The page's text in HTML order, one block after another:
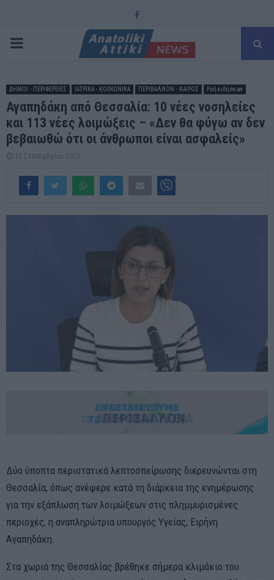
Facebook
PRIMARY
ΔΗΜΟΙ - ΠΕΡΙΦΕΡΕΙΕΣ ΙΑΤΡΙΚΑ - ΚΟΙΝΩΝΙΚΑ ΠΕΡΙΒΑΛΛΟΝ - ΚΑΙΡΟΣ Ροή ειδήσεων
Αγαπηδάκη από Θεσσαλία: 10 νέες νοσηλείες
και 113 νέες λοιμώξεις – «Δεν θα φύγω αν δεν
βεβαιωθώ ότι οι άνθρωποι είναι ασφαλείς»
15 Σεπτεμβρίου 2023
Δύο ύποπτα περιστατικά λεπτοσπείρωσης διερευνώνται στη
Θεσσαλία, όπως ανέφερε κατά τη διάρκεια της ενημέρωσης
για την εξάπλωση των λοιμώξεων στις πλημμυρισμένες
περιοχές, η αναπληρώτρια υπουργός Υγείας, Ειρήνη
Αγαπηδάκη.
Στα χωριά της Θεσσαλίας βρέθηκε σήμερα κλιμάκιο του